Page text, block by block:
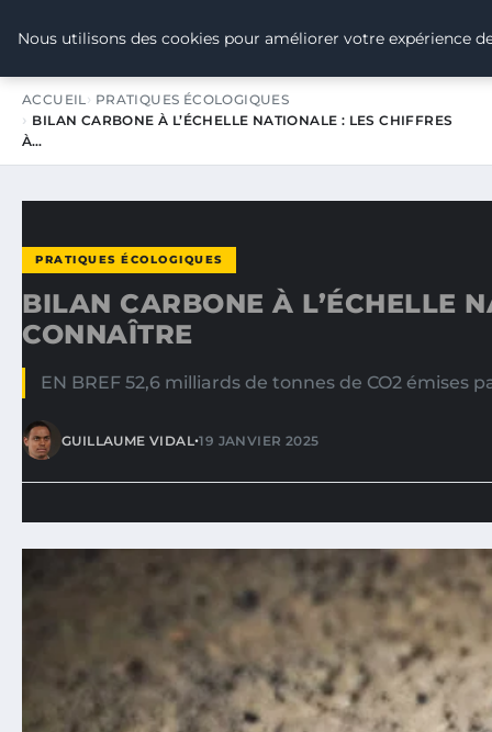
TOUR DE FRANCE POUR LE
ACCUEIL
PRATIQUES ÉCOLOGIQUES
BILAN CARBONE À L’ÉCHELLE NATIONALE : LES CHIFFRES
À…
PRATIQUES ÉCOLOGIQUES
BILAN CARBONE À L’ÉCHELLE
CONNAÎTRE
EN BREF 52,6 milliards de tonnes de CO2 émises
GUILLAUME VIDAL•19 JANVIER 2025
Nous utilisons des cookies pour améliorer votre expérience